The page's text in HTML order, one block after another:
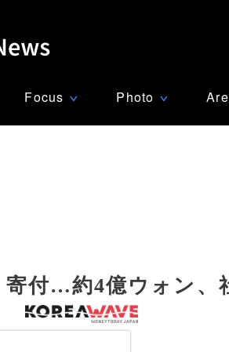
Focus ∨ Photo ∨
付…約4億ウォン、